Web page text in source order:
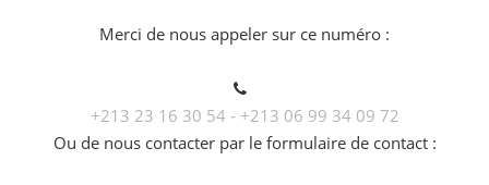
Merci de nous appeler sur ce numéro :
+213 23 16 30 54 - +213 06 99 34 09 72
Ou de nous contacter par le formulaire de contact :